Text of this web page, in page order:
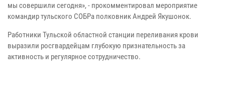
мы совершили сегодня», - прокомментировал мероприятие
командир тульского СОБРа полковник Андрей Якушонок.
Работники Тульской областной станции переливания крови
выразили росгвардейцам глубокую признательность за
активность и регулярное сотрудничество.